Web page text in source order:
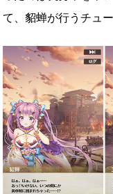
て、貂蝉が行うチュ